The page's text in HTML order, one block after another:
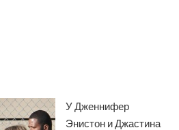
У Дженнифер
Энистон и Джастина